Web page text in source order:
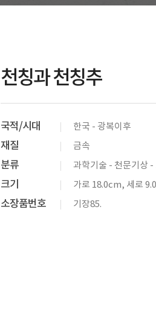
천칭과 천칭추
국적/시대 한국 - 광복이후
재질 금속
분류 과학기술 - 천문기상
크기 가로 18.0cm, 세로
소장품번호 기장85.